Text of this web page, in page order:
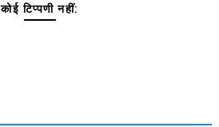
कोई टिप्पणी नहीं: